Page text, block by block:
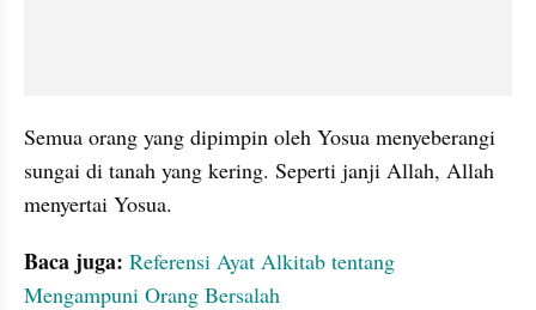
Semua orang yang dipimpin oleh Yosua menyeberangi
sungai di tanah yang kering. Seperti janji Allah, Allah
menyertai Yosua.
Baca juga: Referensi Ayat Alkitab tentang
Mengampuni Orang Bersalah